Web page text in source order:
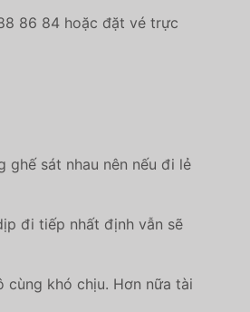
86 84 hoặc đặt vé trực
ghế sát nhau nên nếu đi lẻ
đi tiếp nhất định vẫn sẽ
cùng khó chịu. Hơn nữa tài